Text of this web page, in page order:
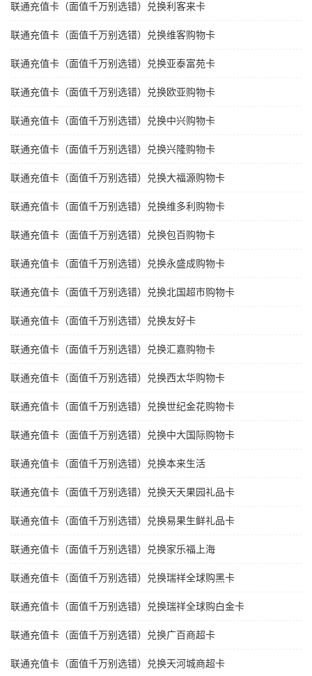
联通充值卡（面值千万别选错）兑换利客来卡
联通充值卡（面值千万别选错）兑换维客购物卡
联通充值卡（面值千万别选错）兑换亚泰富苑卡
联通充值卡（面值千万别选错）兑换欧亚购物卡
联通充值卡（面值千万别选错）兑换中兴购物卡
联通充值卡（面值千万别选错）兑换兴隆购物卡
联通充值卡（面值千万别选错）兑换大福源购物卡
联通充值卡（面值千万别选错）兑换维多利购物卡
联通充值卡（面值千万别选错）兑换包百购物卡
联通充值卡（面值千万别选错）兑换永盛成购物卡
联通充值卡（面值千万别选错）兑换北国超市购物卡
联通充值卡（面值千万别选错）兑换友好卡
联通充值卡（面值千万别选错）兑换汇嘉购物卡
联通充值卡（面值千万别选错）兑换西太华购物卡
联通充值卡（面值千万别选错）兑换世纪金花购物卡
联通充值卡（面值千万别选错）兑换中大国际购物卡
联通充值卡（面值千万别选错）兑换本来生活
联通充值卡（面值千万别选错）兑换天天果园礼品卡
联通充值卡（面值千万别选错）兑换易果生鲜礼品卡
联通充值卡（面值千万别选错）兑换家乐福上海
联通充值卡（面值千万别选错）兑换瑞祥全球购黑卡
联通充值卡（面值千万别选错）兑换瑞祥全球购白金卡
联通充值卡（面值千万别选错）兑换广百商超卡
联通充值卡（面值千万别选错）兑换天河城商超卡